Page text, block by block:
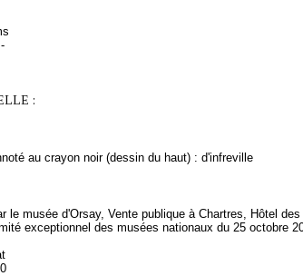
:
au crayon noir (dessin du haut) : d'infreville
le musée d'Orsay, Vente publique à Chartres, Hôtel
exceptionnel des musées nationaux du 25 octobre